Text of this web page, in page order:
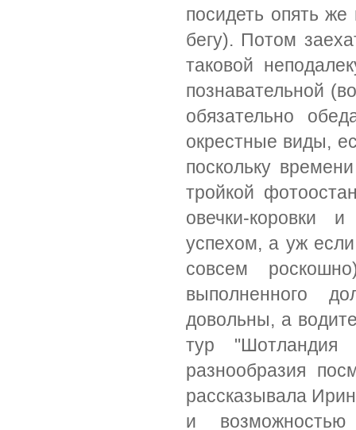
посидеть опять
бегу). Потом
таковой
познавательной
обязательно
окрестные виды,
поскольку
тройкой
овечки-коровки
успехом, а уж
совсем
выполненного
довольны, а
тур
разнообразия
рассказывала
и